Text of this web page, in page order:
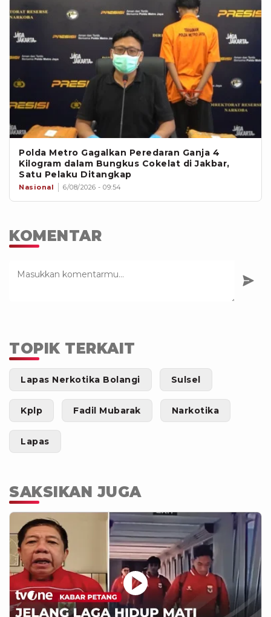
Polda Metro Gagalkan Peredaran Ganja 4
Kilogram dalam Bungkus Cokelat di Jakbar,
Satu Pelaku Ditangkap
Nasional 6/08/2026 - 09:54
KOMENTAR
TOPIK TERKAIT
Lapas Nerkotika Bolangi Sulsel
Kplp Fadil Mubarak Narkotika
Lapas
SAKSIKAN JUGA